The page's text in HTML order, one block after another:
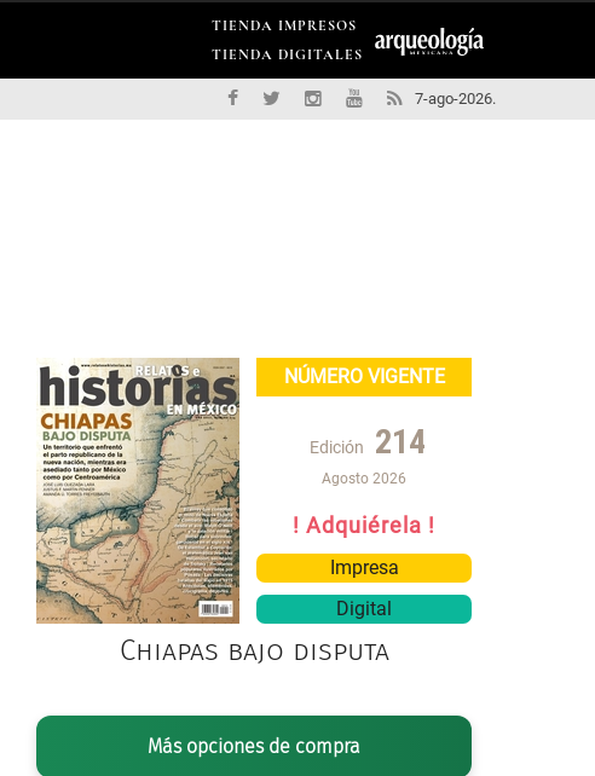
TIENDA IMPRESOS
TIENDA DIGITALES
7-ago-2026.
FOTOGRAFÍA DE EDWARD S. CURTIS,GRUPO DE EXPLORACIÓN APACHE
NÚMERO VIGENTE
Edición 214
Agosto 2026
! Adquiérela !
Impresa
Digital
Chiapas bajo disputa
Más opciones de compra